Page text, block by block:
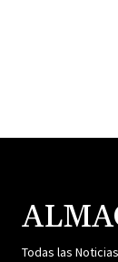
Todas las